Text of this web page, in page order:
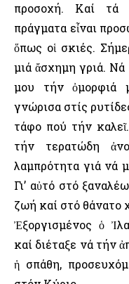
προσοχή. Καί τά
πράγματα εἶναι
ὅπως οἱ σκιές.
μιά ἄσχημη γριά.
μου τήν ὀμορφιά
γνώρισα στίς
τάφο πού τήν
τήν τερατώδη
λαμπρότητα γιά νά
Γι’ αὐτό στό
ζωή καί στό θάνατο
Ἐξοργισμένος ὁ
καί διέταξε νά τήν
ἡ σπάθη,